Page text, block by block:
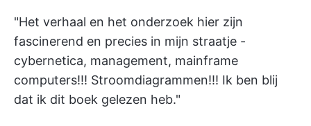
"Het verhaal en het onderzoek hier zijn
fascinerend en precies in mijn straatje -
cybernetica, management, mainframe
computers!!! Stroomdiagrammen!!! Ik ben blij
dat ik dit boek gelezen heb."